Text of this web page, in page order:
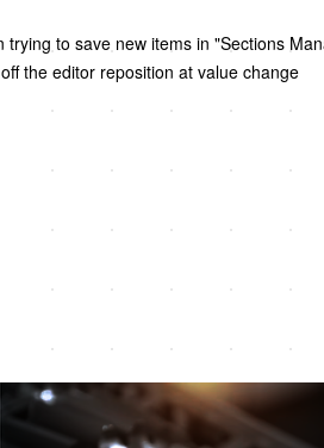
to save new items in "Sections
the editor reposition at value change